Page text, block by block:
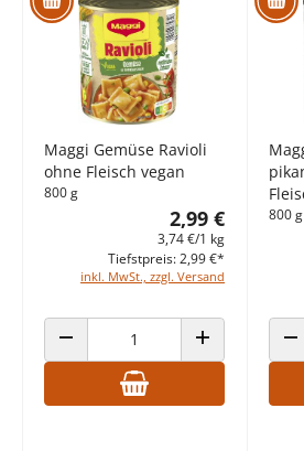
Maggi Gemüse Ravioli
ohne Fleisch vegan
800 g
2,99 €
3,74 €/1 kg
inkl. MwSt., zzgl. Versand
Tiefstpreis: 2,99 €*
ANZAHL VERRINGERN ANZAHL
800 g